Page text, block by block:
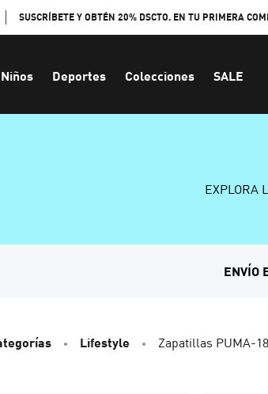
SUSCRÍBETE Y OBTÉN 20% DSCTO. EN TU PRIMERA
Niños Deportes Colecciones SALE
EXPLORA
ENVÍO
Lifestyle Zapatillas PUMA-